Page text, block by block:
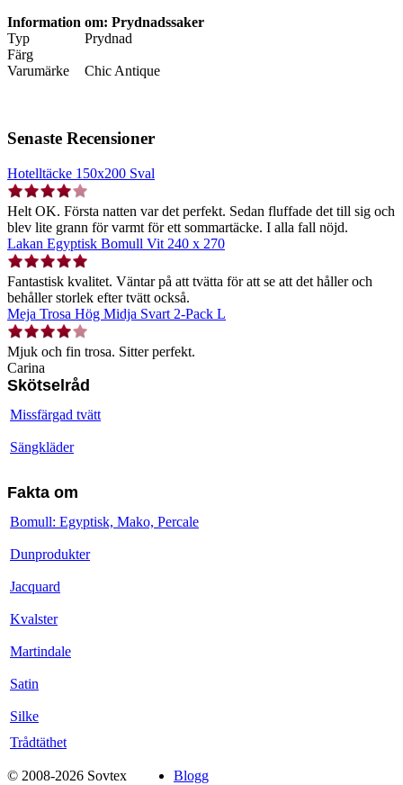
Information om: Prydnadssaker
Typ
Prydnad
Färg
Varumärke
Chic Antique
Senaste Recensioner
Hotelltäcke 150x200 Sval
Helt OK. Första natten var det perfekt. Sedan fluffade det till sig och
blev lite grann för varmt för ett sommartäcke. I alla fall nöjd.
Lakan Egyptisk Bomull Vit 240 x 270
Fantastisk kvalitet. Väntar på att tvätta för att se att det håller och
behåller storlek efter tvätt också.
Meja Trosa Hög Midja Svart 2-Pack L
Mjuk och fin trosa. Sitter perfekt.
Carina
Skötselråd
Missfärgad tvätt
Sängkläder
Fakta om
Bomull: Egyptisk, Mako, Percale
Dunprodukter
Jacquard
Kvalster
Martindale
Satin
Silke
Trådtäthet
© 2008-2026 Sovtex
Blogg